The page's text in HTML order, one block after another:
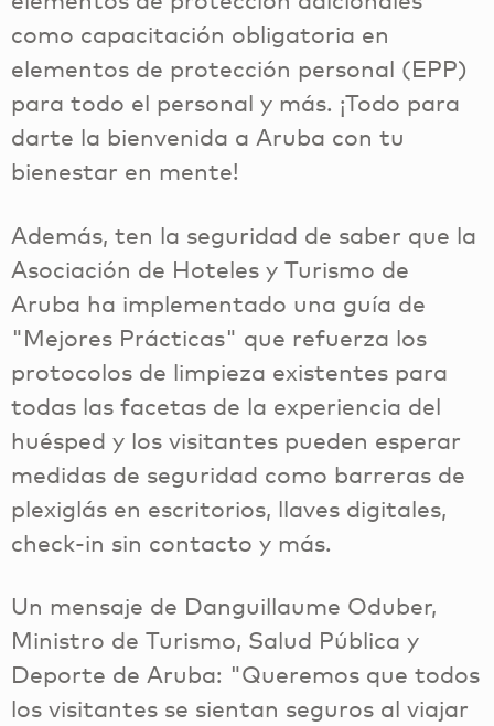
como capacitación obligatoria en
elementos de protección personal (EPP)
para todo el personal y más. ¡Todo para
darte la bienvenida a Aruba con tu
bienestar en mente!
Además, ten la seguridad de saber que la
Asociación de Hoteles y Turismo de
Aruba ha implementado una guía de
"Mejores Prácticas" que refuerza los
protocolos de limpieza existentes para
todas las facetas de la experiencia del
huésped y los visitantes pueden esperar
medidas de seguridad como barreras de
plexiglás en escritorios, llaves digitales,
check-in sin contacto y más.
Un mensaje de Danguillaume Oduber,
Ministro de Turismo, Salud Pública y
Deporte de Aruba: "Queremos que todos
los visitantes se sientan seguros al viajar